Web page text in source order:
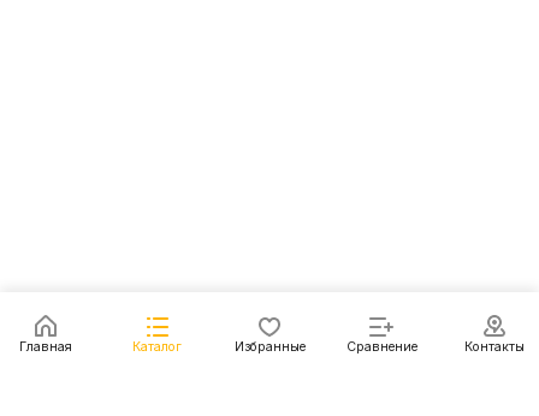
Главная Каталог Избранные Сравнение Контакты